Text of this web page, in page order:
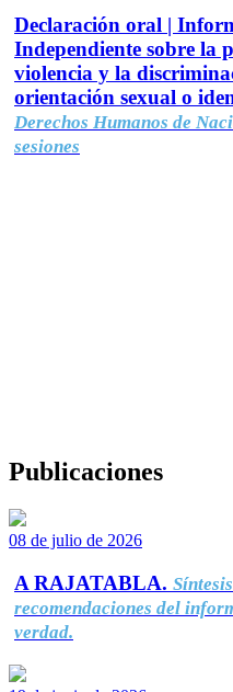
Declaración oral |
Independiente sobre la
violencia y la
orientación sexual o
Derechos Humanos de
sesiones
Publicaciones
08 de julio de 2026
A RAJATABLA.
recomendaciones del
verdad.